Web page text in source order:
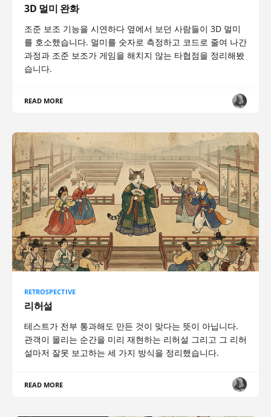
3D 멀미 완화
조준 보조 기능을 시연하다 옆에서 보던 사람들이 3D 멀미
를 호소했습니다. 멀미를 숫자로 측정하고 코드로 줄여 나간
과정과 조준 보조가 게임을 해치지 않는 타협점을 정리해봤
습니다.
READ MORE
RETROSPECTIVE
리허설
테스트가 전부 통과해도 만든 것이 맞다는 뜻이 아닙니다.
관객이 몰리는 순간을 미리 재현하는 리허설 그리고 그 리허
설마저 잘못 보고하는 세 가지 방식을 정리했습니다.
READ MORE